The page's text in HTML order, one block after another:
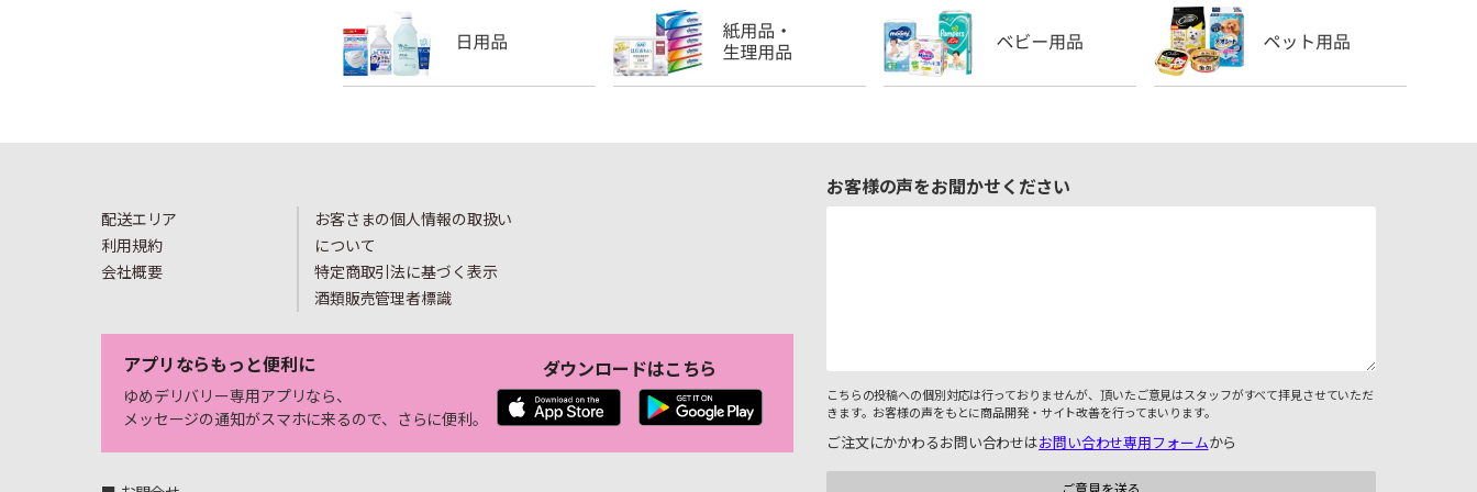
配送エリア
利用規約
会社概要
お客さまの個人情報の取扱い
について
特定商取引法に基づく表示
酒類販売管理者標識
アプリならもっと便利に
ゆめデリバリー専用アプリなら、
メッセージの通知がスマホに来るので、さらに便利。
ダウンロードはこちら
お客様の声をお聞かせください
こちらの投稿への個別対応は行っておりませんが、頂いたご意見はスタッフがすべて拝見させていただ
きます。お客様の声をもとに商品開発・サイト改善を行ってまいります。
ご注文にかかわるお問い合わせはお問い合わせ専用フォームから